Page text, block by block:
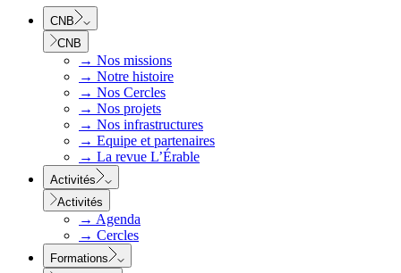
CNB
CNB
→ Nos missions
→ Notre histoire
→ Nos Cercles
→ Nos projets
→ Nos infrastructures
→ Equipe et partenaires
→ La revue L’Érable
Activités
Activités
→ Agenda
→ Cercles
Formations